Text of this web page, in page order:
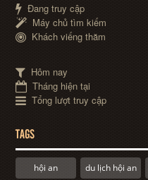
Đang truy cập
Máy chủ tìm kiếm
Khách viếng thăm
Hôm nay
Tháng hiện tại
Tổng lượt truy cập
TAGS
hội an du lịch hội an